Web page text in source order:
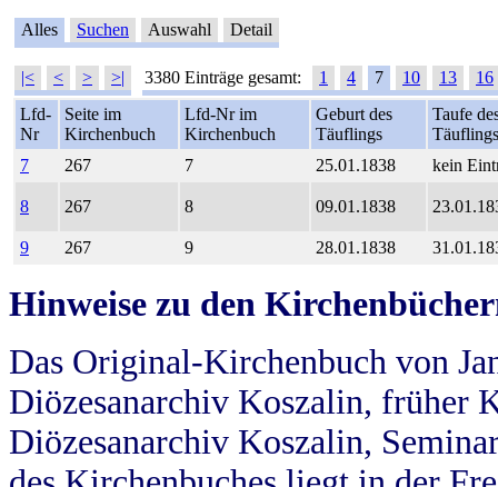
Alles Suchen Auswahl Detail
|< < > >| 3380 Einträge gesamt: 1 4 7 10 13
16
Lfd-
Nr
Seite im
Kirchenbuch
Lfd-Nr im
Kirchenbuch
Geburt des
Täuflings
Taufe
Täuflings
7
267 7 25.01.1838 kein
8 267 8 09.01.1838
9 267 9 28.01.1838
Hinweise zu den
Das Original-Kirchenbuch von
Diözesanarchiv Koszalin, früher
Diözesanarchiv Koszalin,